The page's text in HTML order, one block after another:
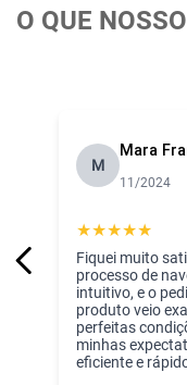
- Marca: Baby Joy
O QUE
M
Mara
11/2024
★★★★★
Fiquei muito
processo de
intuitivo, e o
produto veio
perfeitas
minhas
eficiente e